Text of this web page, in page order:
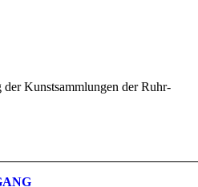
Kunstsammlungen der Ruhr-